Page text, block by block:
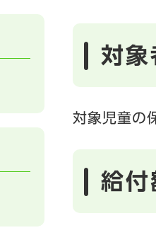
対象
対象児童の
給付